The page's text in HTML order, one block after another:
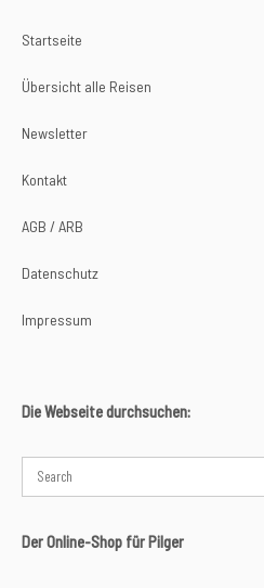
Startseite
Übersicht alle Reisen
Newsletter
Kontakt
AGB / ARB
Datenschutz
Impressum
Die Webseite durchsuchen:
Der Online-Shop für Pilger